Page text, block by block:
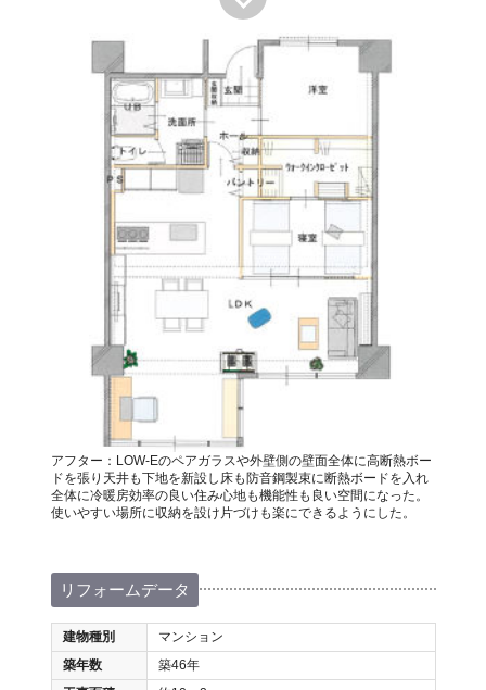
アフター：LOW-Eのペアガラスや外壁側の壁面全体に高断熱ボー
ドを張り天井も下地を新設し床も防音鋼製束に断熱ボードを入れ
全体に冷暖房効率の良い住み心地も機能性も良い空間になった。
使いやすい場所に収納を設け片づけも楽にできるようにした。
リフォームデータ
建物種別
マンション
築年数
築46年